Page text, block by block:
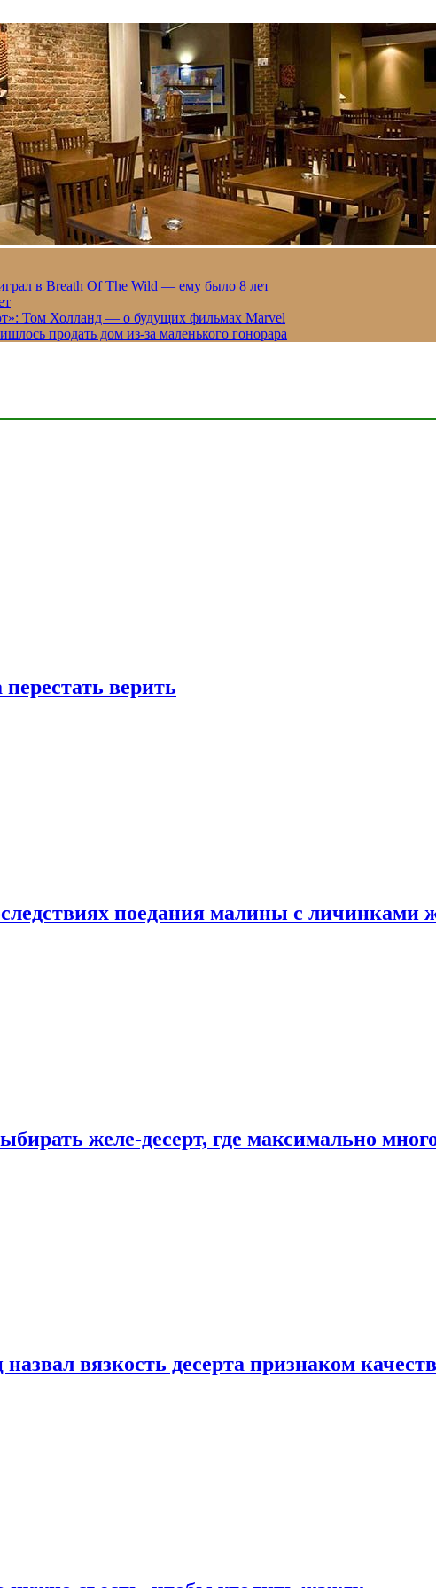
в Breath Of The Wild — ему было 8 лет
Том Холланд — о будущих фильмах Marvel
продать дом из-за маленького гонорара
верить
поедания малины с личинками
желе-десерт, где максимально
вязкость десерта признаком